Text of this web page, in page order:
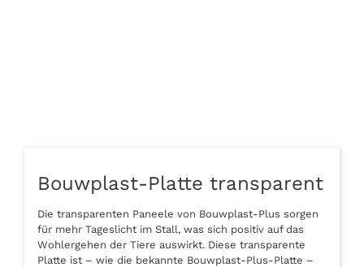
Bouwplast-Platte transparent
Die transparenten Paneele von Bouwplast-Plus sorgen
für mehr Tageslicht im Stall, was sich positiv auf das
Wohlergehen der Tiere auswirkt. Diese transparente
Platte ist – wie die bekannte Bouwplast-Plus-Platte –